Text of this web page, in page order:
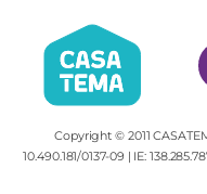
Copyright © 2011
10.490.181/0137-09 | IE: